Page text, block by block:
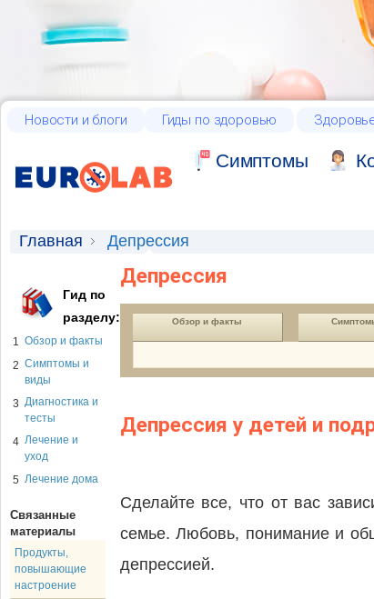
Новости и блоги Гиды по здоровью
Cимптомы
Главная Депрессия
Гид по
разделу:
1 Обзор и факты
2 Симптомы и
виды
3 Диагностика и
тесты
4 Лечение и
уход
5 Лечение дома
Связанные
материалы
Продукты,
повышающие
настроение
Депрессия
Обзор и факты
Депрессия у детей и
Сделайте все, что от вас
семье. Любовь, понимание и
депрессией.